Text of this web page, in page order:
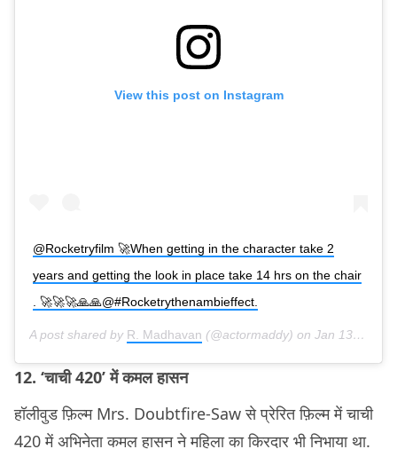
View this post on Instagram
@Rocketryfilm 🚀When getting in the character take 2
years and getting the look in place take 14 hrs on the chair
. 🚀🚀🚀🙏🙏@#Rocketrythenambieffect.
A post shared by R. Madhavan (@actormaddy) on Jan 13, 2019 at 7:06pm PST
12. ‘चाची 420’ में कमल हासन
हॉलीवुड फ़िल्म Mrs. Doubtfire-Saw से प्रेरित फ़िल्म में चाची
420 में अभिनेता कमल हासन ने महिला का किरदार भी निभाया था.